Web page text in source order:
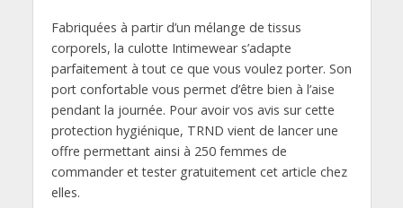
Fabriquées à partir d’un mélange de tissus
corporels, la culotte Intimewear s’adapte
parfaitement à tout ce que vous voulez porter. Son
port confortable vous permet d’être bien à l’aise
pendant la journée. Pour avoir vos avis sur cette
protection hygiénique, TRND vient de lancer une
offre permettant ainsi à 250 femmes de
commander et tester gratuitement cet article chez
elles.